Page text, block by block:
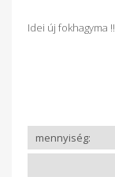
Idei új fokhagyma !!